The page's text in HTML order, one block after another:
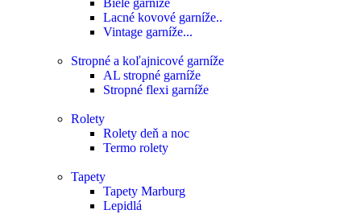
Lacné kovové garníže..
Vintage garníže...
Stropné a koľajnicové garníže
AL stropné garníže
Stropné flexi garníže
Rolety
Rolety deň a noc
Termo rolety
Tapety
Tapety Marburg
Lepidlá